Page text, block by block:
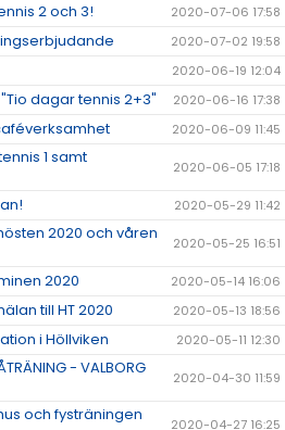
2 och 3! 2020-07-06 17:58
2020-07-02 19:58
2020-06-19 12:04
dagar tennis 2+3" 2020-06-16 17:38
2020-06-09 11:45
1 samt
2020-06-05 17:18
2020-05-29 11:42
2020 och våren
2020-05-25 16:51
2020 2020-05-14 16:06
till HT 2020 2020-05-13 18:56
i Höllviken 2020-05-11 12:30
- VALBORG
2020-04-30 11:59
och fysträningen
2020-04-27 16:25